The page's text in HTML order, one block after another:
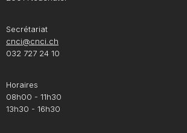
Secrétariat
cnci@cnci.ch
032 727 24 10
Horaires
08h00 - 11h30
13h30 - 16h30